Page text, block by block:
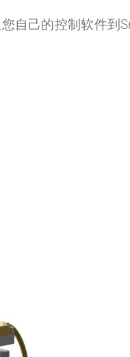
自己的控制软件到